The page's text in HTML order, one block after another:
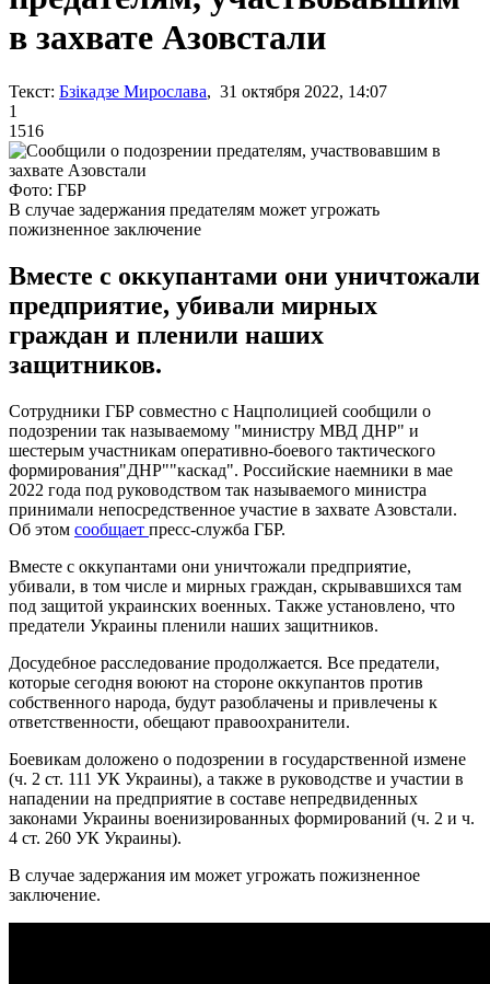
в захвате Азовстали
Текст: Бзікадзе Мирослава, 31 октября 2022, 14:07
1
1516
Фото: ГБР
В случае задержания предателям может угрожать
пожизненное заключение
Вместе с оккупантами они уничтожали
предприятие, убивали мирных
граждан и пленили наших
защитников.
Сотрудники ГБР совместно с Нацполицией сообщили о
подозрении так называемому "министру МВД ДНР" и
шестерым участникам оперативно-боевого тактического
формирования"ДНР""каскад". Российские наемники в мае
2022 года под руководством так называемого министра
принимали непосредственное участие в захвате Азовстали.
Об этом сообщает пресс-служба ГБР.
Вместе с оккупантами они уничтожали предприятие,
убивали, в том числе и мирных граждан, скрывавшихся там
под защитой украинских военных. Также установлено, что
предатели Украины пленили наших защитников.
Досудебное расследование продолжается. Все предатели,
которые сегодня воюют на стороне оккупантов против
собственного народа, будут разоблачены и привлечены к
ответственности, обещают правоохранители.
Боевикам доложено о подозрении в государственной измене
(ч. 2 ст. 111 УК Украины), а также в руководстве и участии в
нападении на предприятие в составе непредвиденных
законами Украины военизированных формирований (ч. 2 и ч.
4 ст. 260 УК Украины).
В случае задержания им может угрожать пожизненное
заключение.